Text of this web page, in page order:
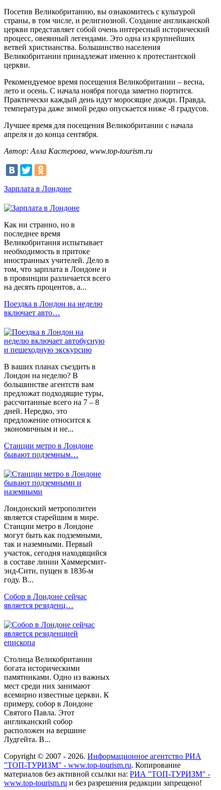
Посетив Великобританию, вы ознакомитесь с культурой
страны, в том числе, и религиозной. Создание англиканской
церкви представляет собой очень интересный исторический
процесс, овеянный легендами. Это одна из крупнейших
ветвей христианства. Большинство населения
Великобритании принадлежат именно к протестантской
церкви.
Рекомендуемое время посещения Великобритании – весна,
лето и осень. С начала ноября погода заметно портится.
Практически каждый день идут моросящие дожди. Правда,
температура даже зимой редко опускается ниже -8 градусов.
Лучшее время для посещения Великобритании с начала
апреля и до конца сентября.
Автор: Алла Кастерова, www.top-tourism.ru
Зарплата в Лондоне
Как ни странно, но в
последнее время
Великобритания испытывает
необходимость в притоке
иностранных учителей. Дело в
том, что зарплата в Лондоне и
в провинции различается всего
на десять процентов, а...
Поездка в Лондон на неделю
включает авто…
В ваших планах съездить в
Лондон на неделю? В
большинстве агентств вам
предложат подходящие туры,
рассчитанные всего на 7 – 8
дней. Нередко, это
предложение относится к
экономичным и не...
Станции метро в Лондоне
бывают подземным…
Лондонский метрополитен
является старейшим в мире.
Станции метро в Лондоне
могут быть как подземными,
так и наземными. Первый
участок, сегодня находящийся
в составе линии Хаммерсмит-
энд-Сити, пущен в 1836-м
году. В...
Собор в Лондоне сейчас
является резиденц…
Столица Великобритании
богата историческими
памятниками. Одно из важных
мест среди них занимают
всемирно известные церкви. К
примеру, собор в Лондоне
Святого Павла. Этот
англиканский собор
расположен на вершине
Лудгейта. В...
Copyright © 2007 - 2026. Информационное агентство РИА
"ТОП-ТУРИЗМ" - www.top-tourism.ru. Копирование
материалов без активной ссылки на: РИА "ТОП-ТУРИЗМ" -
www.top-tourism.ru и без разрешения редакции запрещено!